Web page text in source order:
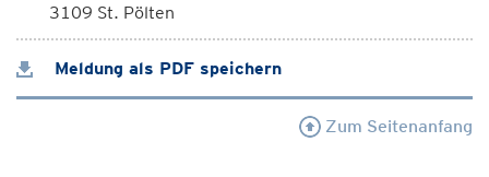
3109 St. Pölten
Meldung als PDF speichern
Zum Seitenanfang